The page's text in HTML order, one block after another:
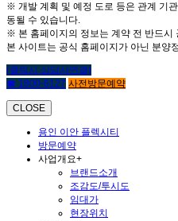
※ 개발 계획 및 예정 도로 등은 관계 기
동될 수 있습니다.
※ 본 홈페이지의 정보는 계약 전 반드시
본 사이트는 공식 홈페이지가 아닌 분양
(클릭시 상담사연결)
☎ 1800-6127 사전방문예약
CLOSE
용인 이안 플렉시티
방문예약
사업개요+
브랜드소개
조감도/투시도
임대가
현장위치